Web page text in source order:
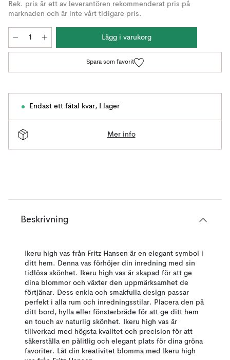
Rek. pris är ett av leverantören rekommenderat pris på
marknaden och är inte vårt tidigare pris.
Lägg i varukorg
Spara som favorit
Endast ett fåtal kvar, I lager
Mer info
Beskrivning
Ikeru high vas från Fritz Hansen är en elegant symbol i
ditt hem. Denna vas förhöjer din inredning med sin
tidlösa skönhet. Ikeru high vas är skapad för att ge
dina blommor och växter den uppmärksamhet de
förtjänar. Dess enkla och smakfulla design passar
perfekt i alla rum och inredningsstilar. Placera den på
ditt bord, hylla eller fönsterbräde för att ge ditt hem
en touch av naturlig skönhet. Ikeru high vas är
tillverkad med högsta kvalitet och precision för att
säkerställa en pålitlig och elegant plats för dina gröna
favoriter. Låt din kreativitet blomma med Ikeru high